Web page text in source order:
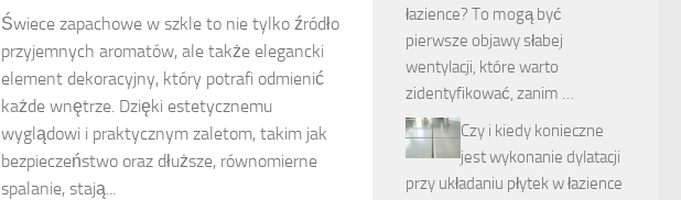
Świece zapachowe w szkle to nie tylko źródło
przyjemnych aromatów, ale także elegancki
element dekoracyjny, który potrafi odmienić
każde wnętrze. Dzięki estetycznemu
wyglądowi i praktycznym zaletom, takim jak
bezpieczeństwo oraz dłuższe, równomierne
spalanie, stają...
łazience? To mogą być
pierwsze objawy słabej
wentylacji, które warto
zidentyfikować, zanim …
Czy i kiedy konieczne
jest wykonanie dylatacji
przy układaniu płytek w łazience